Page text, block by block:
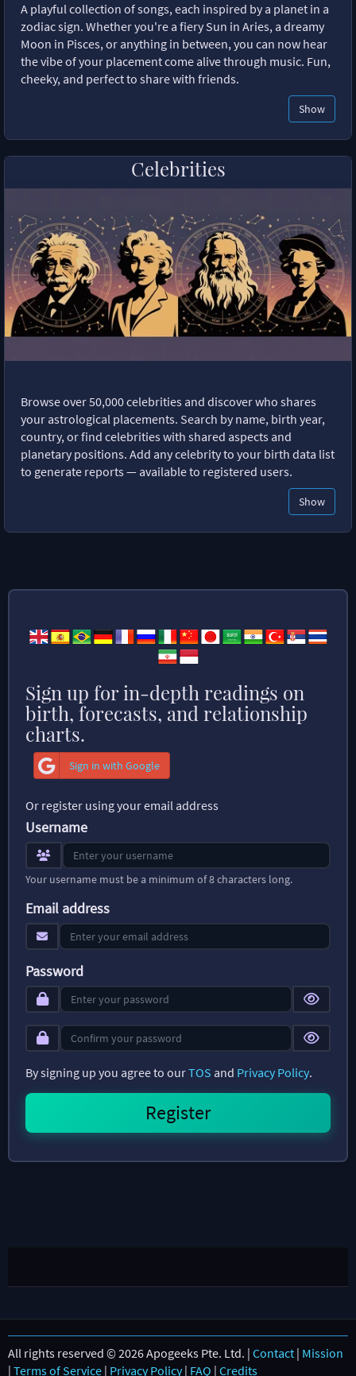
A playful collection of songs, each inspired by a planet in a
zodiac sign. Whether you're a fiery Sun in Aries, a dreamy
Moon in Pisces, or anything in between, you can now hear
the vibe of your placement come alive through music. Fun,
cheeky, and perfect to share with friends.
Show
Celebrities
Browse over 50,000 celebrities and discover who shares
your astrological placements. Search by name, birth year,
country, or find celebrities with shared aspects and
planetary positions. Add any celebrity to your birth data list
to generate reports — available to registered users.
Show
Sign up for in-depth readings on
birth, forecasts, and relationship
charts.
Sign in with Google
Or register using your email address
Username
Your username must be a minimum of 8 characters long.
Email address
Password
By signing up you agree to ourTOS and Privacy Policy.
All rights reserved © 2026 Apogeeks Pte. Ltd. | Contact | Mission
| Terms of Service | Privacy Policy| FAQ | Credits